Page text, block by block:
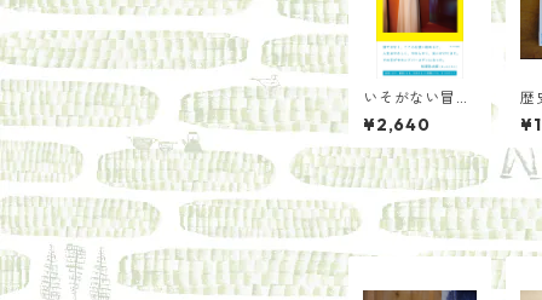
いそがない冒
険/山若 将也
¥2,640
歴
藤